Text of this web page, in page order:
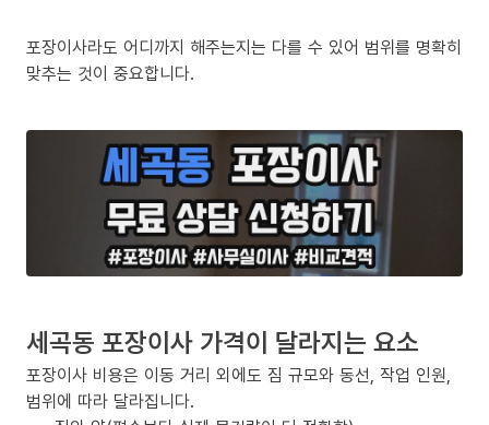
포장이사라도 어디까지 해주는지는 다를 수 있어 범위를 명확히
맞추는 것이 중요합니다.
세곡동 포장이사 가격이 달라지는 요소
포장이사 비용은 이동 거리 외에도 짐 규모와 동선, 작업 인원,
범위에 따라 달라집니다.